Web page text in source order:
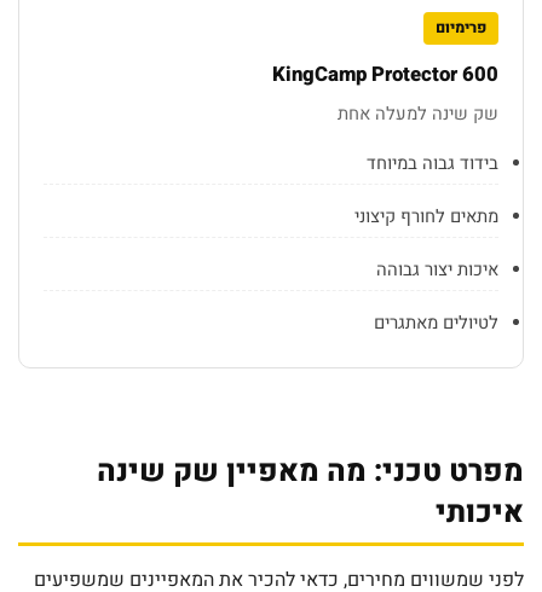
פרימיום
KingCamp Protector 600
שק שינה למעלה אחת
בידוד גבוה במיוחד
מתאים לחורף קיצוני
איכות יצור גבוהה
לטיולים מאתגרים
מפרט טכני: מה מאפיין שק שינה
איכותי
לפני שמשווים מחירים, כדאי להכיר את המאפיינים שמשפיעים